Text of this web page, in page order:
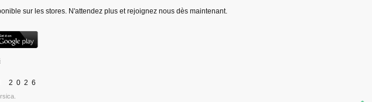
sur les stores. N'attendez plus et rejoignez nous dès maintenant.
2026